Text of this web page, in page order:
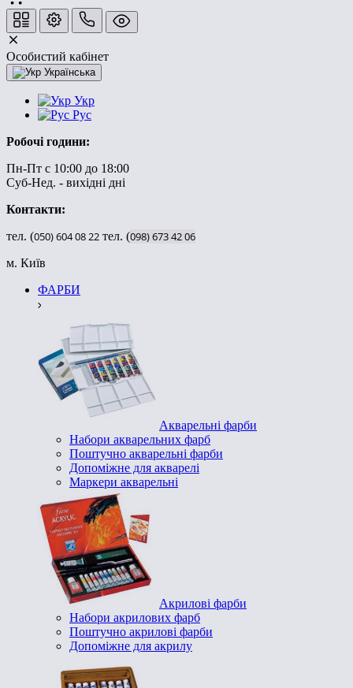
Особистий кабінет
Українська
Укр
Рус
Робочі години:
Пн-Пт с 10:00 до 18:00
Суб-Нед. - вихідні дні
Контакти:
тел. (050)6040822 тел. (098)6734206
м. Київ
ФАРБИ
Акварельні фарби
Набори акварельних фарб
Поштучно акварельні фарби
Допоміжне для акварелі
Маркери акварельні
Акрилові фарби
Набори акрилових фарб
Поштучно акрилові фарби
Допоміжне для акрилу